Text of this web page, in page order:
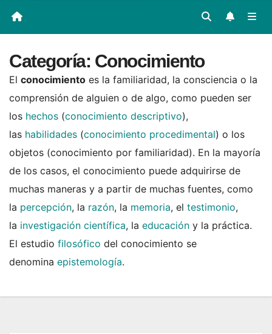
Categoría: Conocimiento
El conocimiento es la familiaridad, la consciencia o la
comprensión de alguien o de algo, como pueden ser
los hechos (conocimiento descriptivo),
las habilidades (conocimiento procedimental) o los
objetos (conocimiento por familiaridad). En la mayoría
de los casos, el conocimiento puede adquirirse de
muchas maneras y a partir de muchas fuentes, como
la percepción, la razón, la memoria, el testimonio,
la investigación científica, la educación y la práctica.
El estudio filosófico del conocimiento se
denomina epistemología.